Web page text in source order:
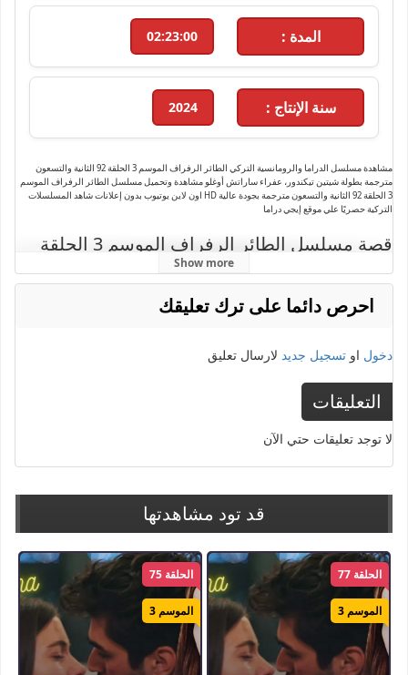
المدة : 02:23:00
سنة الإنتاج : 2024
مشاهدة مسلسل الدراما والرومانسية التركي الطائر الرفراف الموسم 3 الحلقة 92 الثانية والتسعون
مترجمة بطولة شيتين تيكندور، عفراء ساراتش أوغلو مشاهدة وتحميل مسلسل الطائر الرفراف الموسم
3 الحلقة 92 الثانية والتسعون مترجمة بجودة عالية HD اون لاين يوتيوب بدون إعلانات شاهد المسلسلات
التركية حصريًا علي موقع إيجي دراما
قصة مسلسل الطائر الرفراف الموسم 3 الحلقة
تدور أحداث الحلقة 92 الثانية والتسعون
الرفراف الموسم 3 حول: فريد، الشاب
الثري والمستهتر، الذي يُجبره جده على
الزواج من فتاة بسيطة من مسقط رأسه
لتلقينه درسًا بعد سلسلة من التصرفات
الطائشة. تفتح هذه الخطوة الباب أمام
تحديات وصراعات مشوقة بين العائلتين،
مع أحداث مليئة بالمفاجآت والرومانسية
التي تأسر القلوب.
Show more
احرص دائما على ترك تعليقك
دخول او تسجيل جديد لارسال تعليق
التعليقات
لا توجد تعليقات حتي الآن
قد تود مشاهدتها
الحلقة 77
الموسم 3
الحلقة 75
الموسم 3